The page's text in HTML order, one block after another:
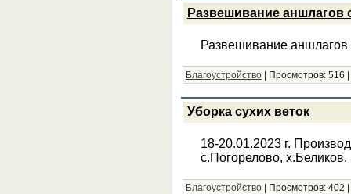
Развешивание аншлагов
Развешивание аншлагов
Благоустройство| Просмотров: 516
Уборка сухих веток
18-20.01.2023 г.
с.Погорелово, х.Беликов.
Благоустройство| Просмотров: 402